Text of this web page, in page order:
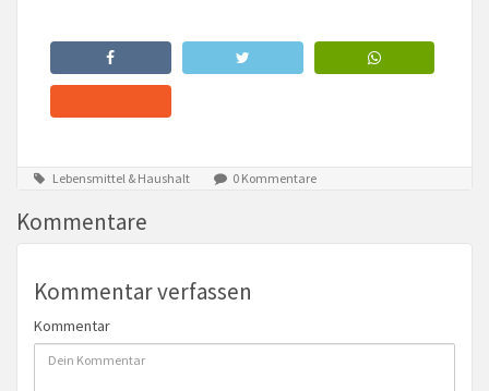
Lebensmittel & Haushalt 0 Kommentare
Kommentare
Kommentar verfassen
Kommentar